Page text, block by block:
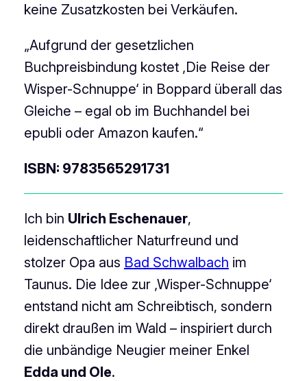
keine Zusatzkosten bei Verkäufen.
„Aufgrund der gesetzlichen
Buchpreisbindung kostet ‚Die Reise der
Wisper-Schnuppe‘ in Boppard überall das
Gleiche – egal ob im Buchhandel bei
epubli oder Amazon kaufen.“
ISBN: 9783565291731
Ich bin Ulrich Eschenauer,
leidenschaftlicher Naturfreund und
stolzer Opa aus Bad Schwalbach im
Taunus. Die Idee zur ‚Wisper-Schnuppe‘
entstand nicht am Schreibtisch, sondern
direkt draußen im Wald – inspiriert durch
die unbändige Neugier meiner Enkel
Edda und Ole.